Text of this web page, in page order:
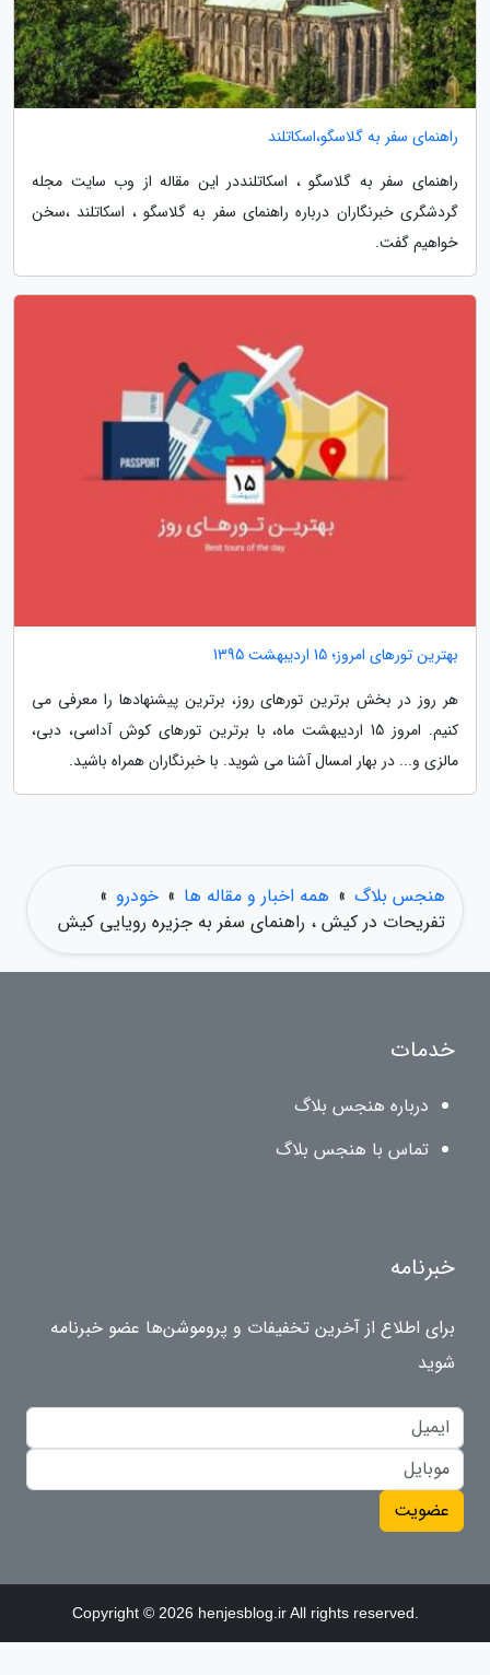
راهنمای سفر به گلاسگو،اسکاتلند
راهنمای سفر به گلاسگو ، اسکاتلنددر این مقاله از وب سایت مجله
گردشگری خبرنگاران درباره راهنمای سفر به گلاسگو ، اسکاتلند ،سخن
خواهیم گفت.
بهترین تورهای امروز؛ 15 اردیبهشت 1395
هر روز در بخش برترین تورهای روز، برترین پیشنهادها را معرفی می
کنیم. امروز 15 اردیبهشت ماه، با برترین تورهای کوش آداسی، دبی،
مالزی و... در بهار امسال آشنا می شوید. با خبرنگاران همراه باشید.
هنجس بلاگ » همه اخبار و مقاله ها » خودرو »
تفریحات در کیش ، راهنمای سفر به جزیره رویایی کیش
خدمات
درباره هنجس بلاگ
تماس با هنجس بلاگ
خبرنامه
برای اطلاع از آخرین تخفیفات و پروموشن‌ها عضو خبرنامه
شوید
عضویت
Copyright © 2026 henjesblog.ir All rights reserved.